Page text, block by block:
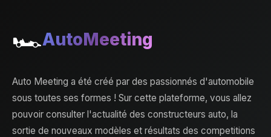
🏎️AutoMeeting
Auto Meeting a été créé par des passionnés d'automobile
sous toutes ses formes ! Sur cette plateforme, vous allez
pouvoir consulter l'actualité des constructeurs auto, la
sortie de nouveaux modèles et résultats des competitions